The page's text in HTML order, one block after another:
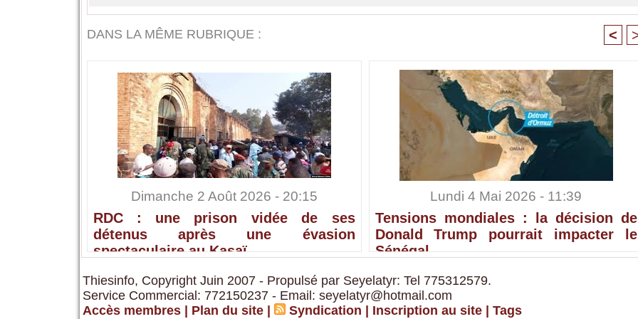
DANS LA MÊME RUBRIQUE : <
Dimanche 2 Août 2026 - 20:15
RDC : une prison vidée de ses
détenus après une évasion
spectaculaire au Kasaï
Lundi 4 Mai 2026 - 11:39
Tensions mondiales : la décision de
Donald Trump pourrait impacter le
Sénégal
Thiesinfo, Copyright Juin 2007 - Propulsé par Seyelatyr: Tel 775312579.
Service Commercial: 772150237 - Email: seyelatyr@hotmail.com
Accès membres
Plan du site Syndication Inscription au site Tags